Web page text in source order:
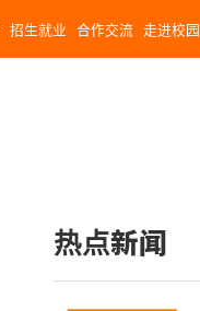
招生就业 合作交流 走进校园
热点新闻